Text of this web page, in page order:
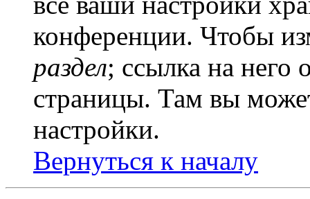
конференции. Чтобы
раздел; ссылка на него
страницы. Там вы
настройки.
Вернуться к началу